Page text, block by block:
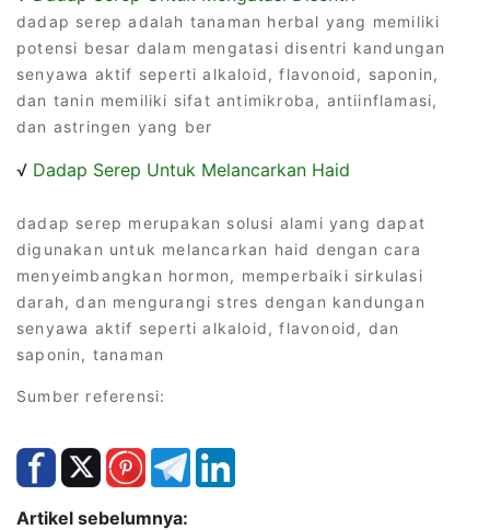
dadap serep adalah tanaman herbal yang memiliki
potensi besar dalam mengatasi disentri kandungan
senyawa aktif seperti alkaloid, flavonoid, saponin,
dan tanin memiliki sifat antimikroba, antiinflamasi,
dan astringen yang ber
√ Dadap Serep Untuk Melancarkan Haid
dadap serep merupakan solusi alami yang dapat
digunakan untuk melancarkan haid dengan cara
menyeimbangkan hormon, memperbaiki sirkulasi
darah, dan mengurangi stres dengan kandungan
senyawa aktif seperti alkaloid, flavonoid, dan
saponin, tanaman
Sumber referensi:
Artikel sebelumnya: